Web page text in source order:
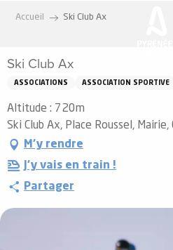
principal
Accueil Ski Club Ax
Ski Club Ax
ASSOCIATIONS ASSOCIATION SPORTIVE
Altitude : 720m
Ski Club Ax, Place Roussel,
M'y rendre
J'y vais en train !
Partager